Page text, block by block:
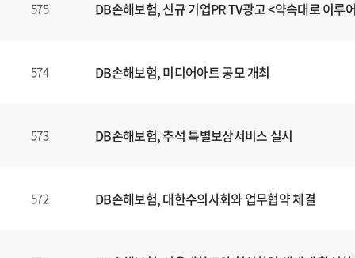
575 DB손해보험, 신규 기업PR TV광고 <약속대로 이루
574 DB손해보험, 미디어아트 공모 개최
573 DB손해보험, 추석 특별보상서비스 실시
572 DB손해보험, 대한수의사회와 업무협약 체결